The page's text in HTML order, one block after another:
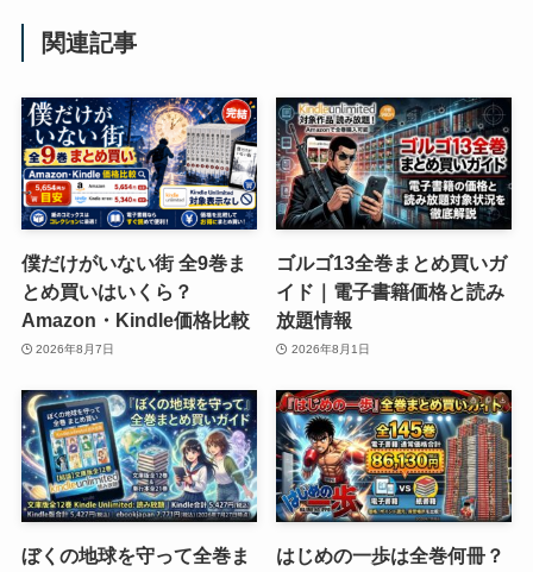
関連記事
僕だけがいない街 全9巻ま
とめ買いはいくら？
Amazon・Kindle価格比較
2026年8月7日
ゴルゴ13全巻まとめ買いガ
イド｜電子書籍価格と読み
放題情報
2026年8月1日
ぼくの地球を守って全巻ま
はじめの一歩は全巻何冊？